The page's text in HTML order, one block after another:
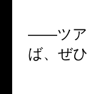
――ツア
ば、ぜ